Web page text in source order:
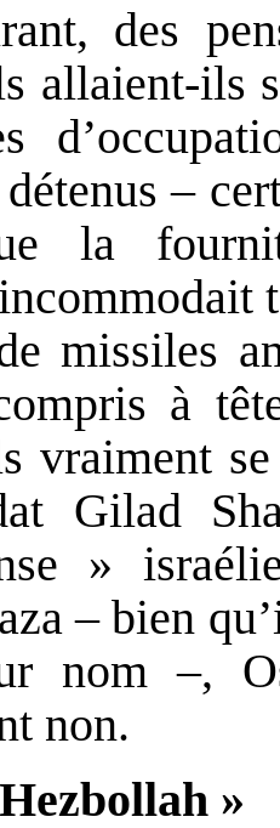
des
allaient-ils
–
la
missiles
à
vraiment
Gilad
»
– bien
nom –,
non.
»